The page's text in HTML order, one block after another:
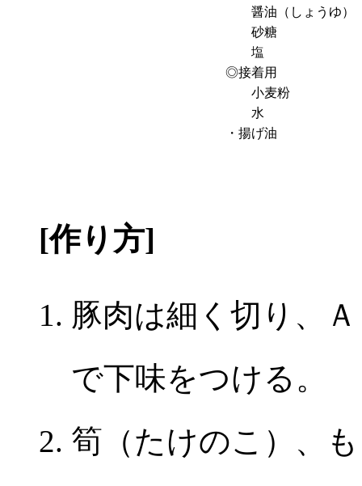
醤油（しょうゆ）
砂糖
塩
◎接着用
小麦粉
水
・揚げ油
[作り方]
豚肉は細く切り、
で下味をつける。
筍（たけのこ）、